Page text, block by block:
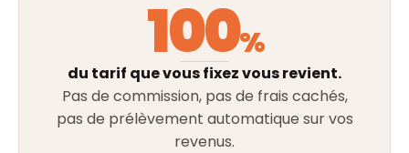
100%
du tarif que vous fixez vous revient.
Pas de commission, pas de frais cachés,
pas de prélèvement automatique sur vos
revenus.